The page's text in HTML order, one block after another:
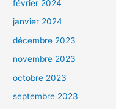
février 2024
janvier 2024
décembre 2023
novembre 2023
octobre 2023
septembre 2023